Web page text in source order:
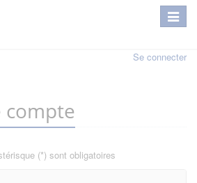
Se connecter
compte
(*) sont obligatoires